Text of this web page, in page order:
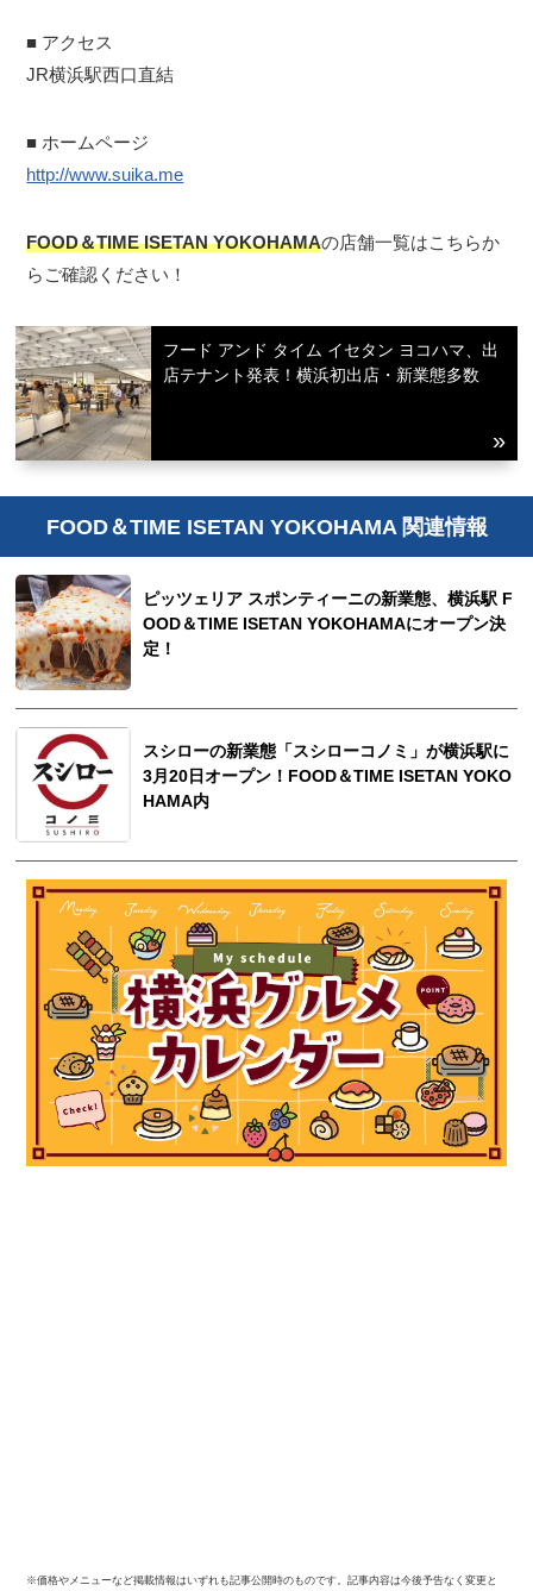
■ アクセス
JR横浜駅西口直結
■ ホームページ
http://www.suika.me
FOOD＆TIME ISETAN YOKOHAMAの店舗一覧はこちらか
らご確認ください！
フード アンド タイム イセタン ヨコハマ、出
店テナント発表！横浜初出店・新業態多数
FOOD＆TIME ISETAN YOKOHAMA 関連情報
ピッツェリア スポンティーニの新業態、横浜駅 F
OOD＆TIME ISETAN YOKOHAMAにオープン決
定！
スシローの新業態「スシローコノミ」が横浜駅に
3月20日オープン！FOOD＆TIME ISETAN YOKO
HAMA内
※価格やメニューなど掲載情報はいずれも記事公開時のものです。記事内容は今後予告なく変更と